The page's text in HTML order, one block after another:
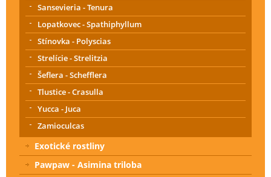
Sansevieria - Tenura
Lopatkovec - Spathiphyllum
Stínovka - Polyscias
Strelície - Strelitzia
Šeflera - Schefflera
Tlustice - Crasulla
Yucca - Juca
Zamioculcas
Exotické rostliny
Pawpaw - Asimina triloba